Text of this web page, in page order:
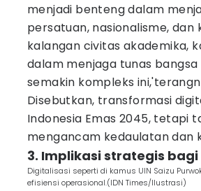
menjadi benteng dalam
persatuan, nasionalisme,
kalangan civitas akademika,
dalam menjaga tunas
semakin kompleks
Disebutkan, transformasi
Indonesia Emas 2045, tetapi
mengancam kedaulatan dan
3. Implikasi strategis
Digitalisasi seperti di kamus UIN Saizu
efisiensi operasional.(IDN Times/Ilustrasi)